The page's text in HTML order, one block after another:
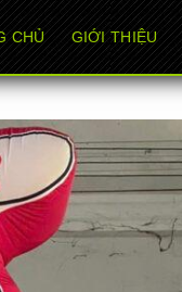
CHỦ GIỚI THIỆU